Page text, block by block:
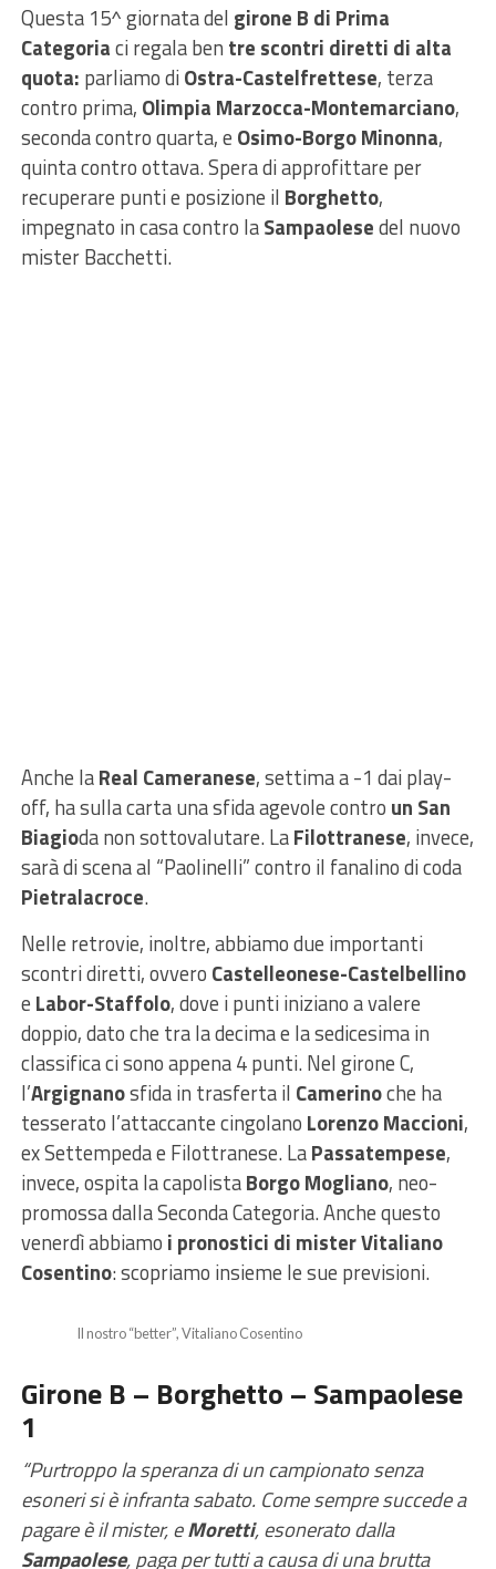
Questa 15^ giornata del girone B di Prima
Categoriaci regala ben tre scontri diretti di alta
quota: parliamo diOstra-Castelfrettese, terza
contro prima, Olimpia Marzocca-Montemarciano,
seconda contro quarta, e Osimo-Borgo Minonna,
quinta contro ottava. Spera di approfittare per
recuperare punti e posizione il Borghetto,
impegnato in casa contro laSampaolesedel nuovo
mister Bacchetti.
Anche laReal Cameranese, settima a -1 dai play-
off, ha sulla carta una sfida agevole contro un San
Biagioda non sottovalutare. LaFilottranese, invece,
sarà di scena al “Paolinelli” contro il fanaIino di coda
Pietralacroce.
Nelle retrovie, inoltre, abbiamo due importanti
scontri diretti, ovvero Castelleonese-Castelbellino
e Labor-Staffolo, dove i punti iniziano a valere
doppio, dato che tra la decima e la sedicesima in
classifica ci sono appena 4 punti. Nel girone C,
l’Argignanosfida in trasferta il Camerinoche ha
tesserato l’attaccante cingolano Lorenzo Maccioni,
ex Settempeda e Filottranese. LaPassatempese,
invece, ospita la capolistaBorgo Mogliano, neo-
promossa dalla Seconda Categoria. Anche questo
venerdì abbiamo i pronostici di mister Vitaliano
Cosentino: scopriamo insieme le sue previsioni.
Il nostro “better”, Vitaliano Cosentino
Girone B – Borghetto – Sampaolese
1
“Purtroppo la speranza di un campionato senza
esoneri si è infranta sabato. Come sempre succede a
pagare è il mister, eMoretti, esonerato dalla
Sampaolese, paga per tutti a causa di una brutta